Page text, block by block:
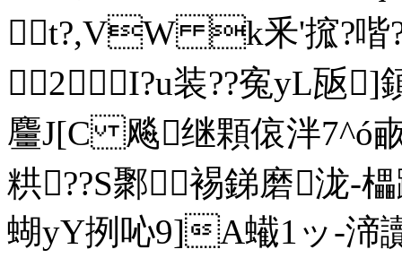
t?,VW k釆'搲?喈
2⒉I?u装??寃yL瓪]
麠J[C 飚继顆偯泮7^ó畞
粠??S鄹 裼銻磨泷
蝴yY挒吣9]A蠘1ッ-